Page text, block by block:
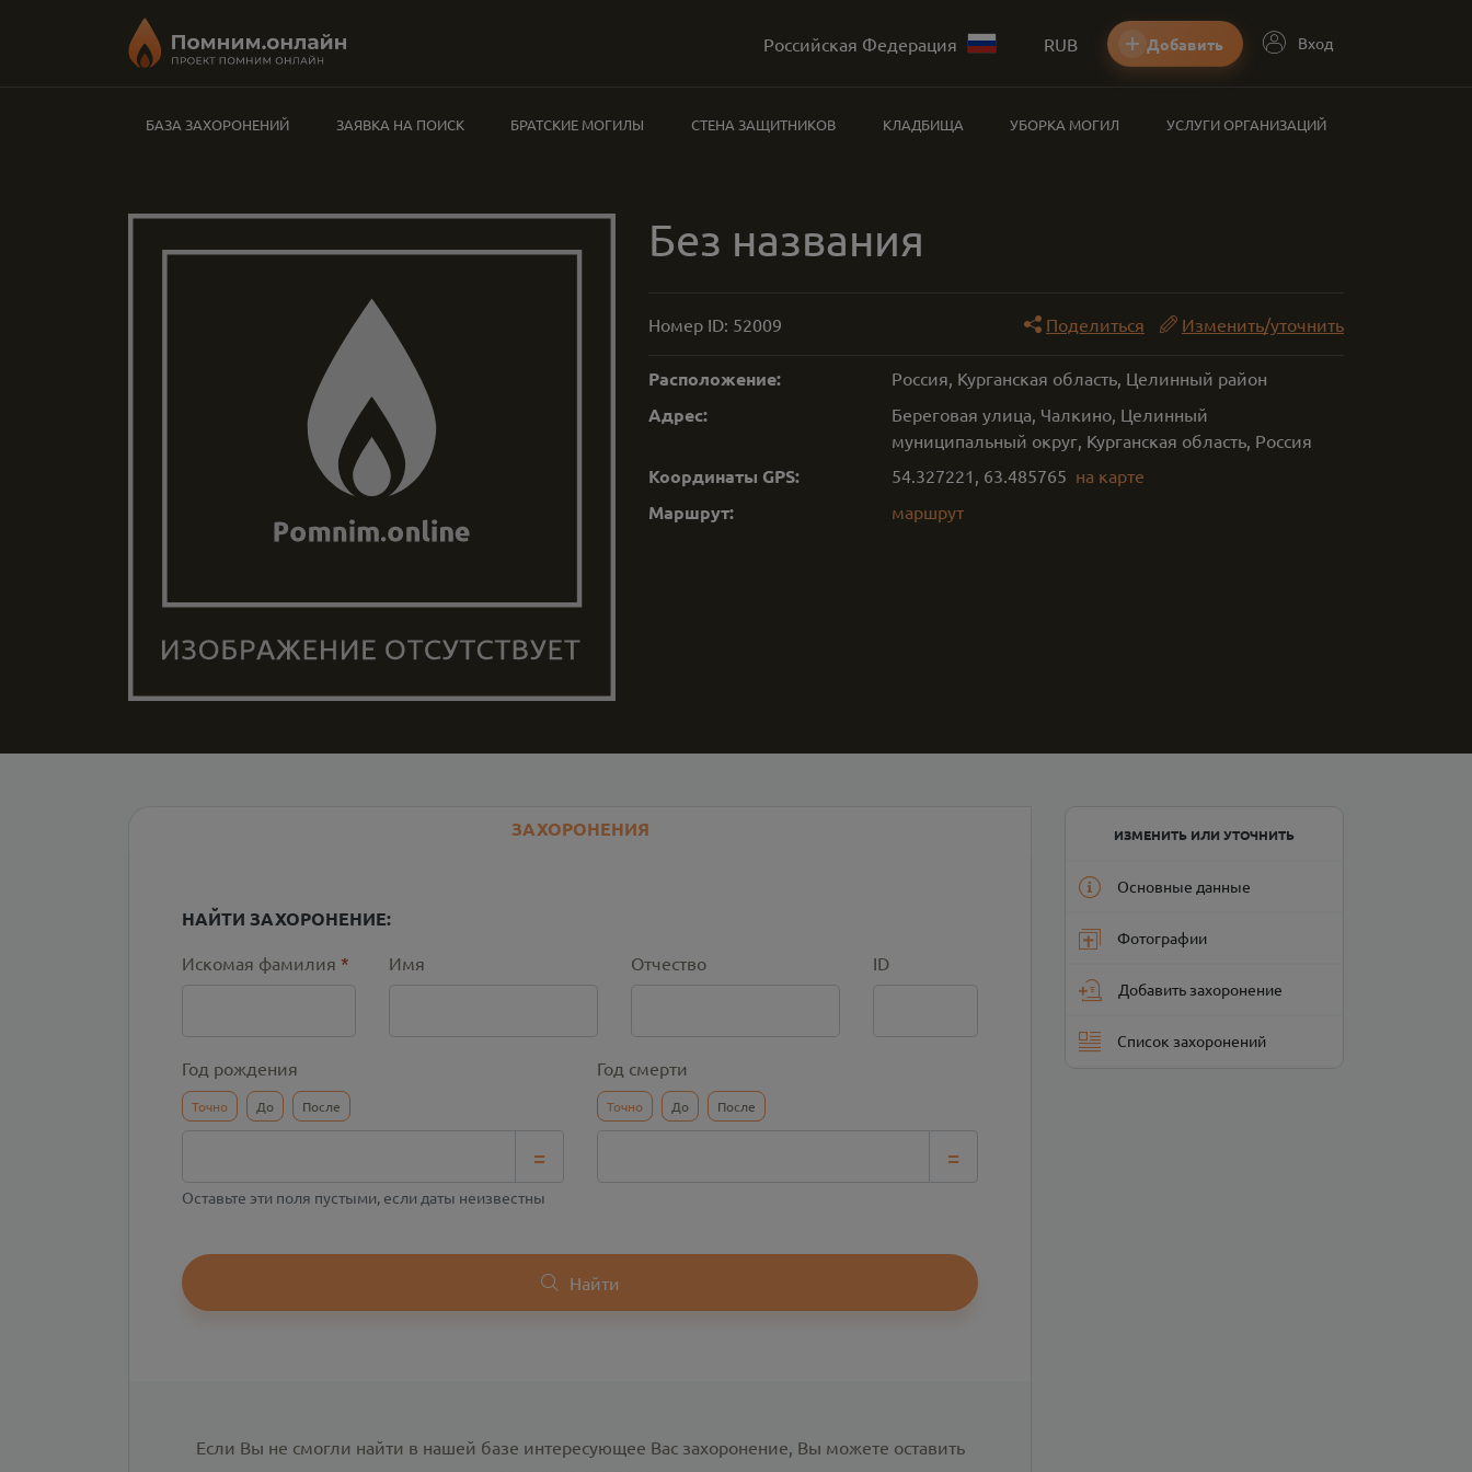
Российская Федерация RUB Добавить Вход
БАЗА ЗАХОРОНЕНИЙ ЗАЯВКА НА ПОИСК БРАТСКИЕ МОГИЛЫ СТЕНА ЗАЩИТНИКОВ КЛАДБИЩА УБОРКА МОГИЛ УСЛУГИ ОРГАНИЗАЦИЙ
Без названия
Номер ID: 52009 Поделиться Изменить/уточнить
Расположение: Россия, Курганская область, Целинный район
Адрес:
Береговая улица, Чалкино, Целинный
муниципальный округ, Курганская область, Россия
Координаты GPS: 54.327221 , 63.485765 на карте
Маршрут: маршрут
ЗАХОРОНЕНИЯ
НАЙТИ ЗАХОРОНЕНИЕ:
Искомая фамилия * Имя Отчество ID
Год рождения
Точно До После
=
Год смерти
Точно До После
=
Оставьте эти поля пустыми, если даты неизвестны
Найти
Если Вы не смогли найти в нашей базе интересующее Вас захоронение, Вы можете оставить
ИЗМЕНИТЬ ИЛИ УТОЧНИТЬ
Основные данные
Фотографии
Добавить захоронение
Список захоронений